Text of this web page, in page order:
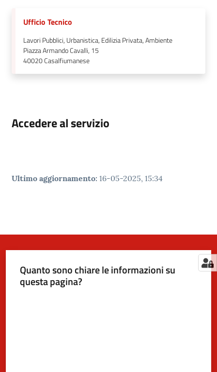
Ufficio Tecnico
Lavori Pubblici, Urbanistica, Edilizia Privata, Ambiente
Piazza Armando Cavalli, 15
40020Casalfiumanese
Accedere al servizio
Ultimo aggiornamento: 16-05-2025, 15:34
Quanto sono chiare le informazioni su
questa pagina?